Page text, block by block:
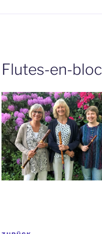
Flutes-en-bloc
Beitrags-